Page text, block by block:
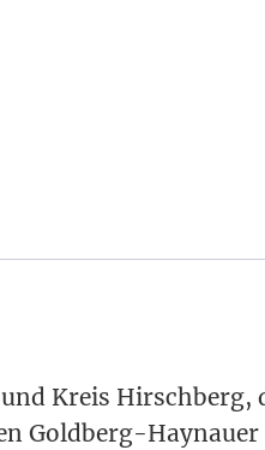
Kreis Hirsch­berg,
Gold­berg-Hay­nau­er